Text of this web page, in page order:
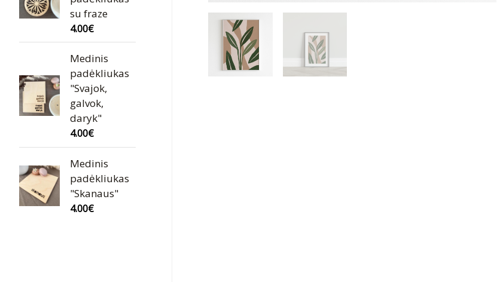
su fraze
4.00€
Medinis
padėkliukas
"Svajok,
galvok,
daryk"
4.00€
Medinis
padėkliukas
"Skanaus"
4.00€